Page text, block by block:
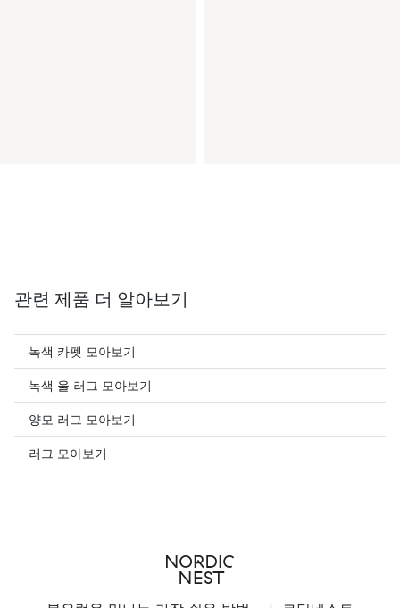
관련 제품 더 알아보기
녹색 카펫 모아보기
녹색 울 러그 모아보기
양모 러그 모아보기
러그 모아보기